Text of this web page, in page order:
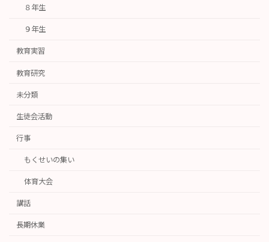
８年生
９年生
教育実習
教育研究
未分類
生徒会活動
行事
もくせいの集い
体育大会
講話
長期休業